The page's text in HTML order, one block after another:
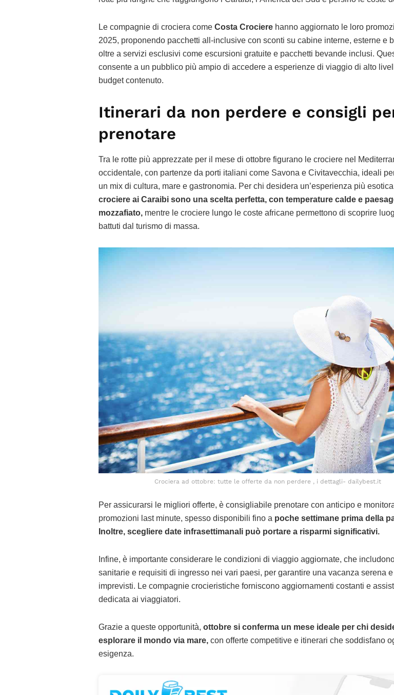
Le compagnie di crociera come Costa Crociere hanno aggiornato le loro
2025, proponendo pacchetti all-inclusive con sconti su cabine interne, esterne e
oltre a servizi esclusivi come escursioni gratuite e pacchetti bevande inclusi.
consente a un pubblico più ampio di accedere a esperienze di viaggio di alto
budget contenuto.
Itinerari da non perdere e consigli
prenotare
Tra le rotte più apprezzate per il mese di ottobre figurano le crociere nel
occidentale, con partenze da porti italiani come Savona e Civitavecchia, ideali
un mix di cultura, mare e gastronomia. Per chi desidera un’esperienza più
crociere ai Caraibi sono una scelta perfetta, con temperature calde e
mozzafiato, mentre le crociere lungo le coste africane permettono di scoprire
battuti dal turismo di massa.
Crociera ad ottobre: tutte le offerte da non perdere , i dettagli- dailybest.it
Per assicurarsi le migliori offerte, è consigliabile prenotare con anticipo e
promozioni last minute, spesso disponibili fino a poche settimane prima della
Inoltre, scegliere date infrasettimanali può portare a risparmi significativi.
Infine, è importante considerare le condizioni di viaggio aggiornate, che
sanitarie e requisiti di ingresso nei vari paesi, per garantire una vacanza serena
imprevisti. Le compagnie crocieristiche forniscono aggiornamenti costanti e
dedicata ai viaggiatori.
Grazie a queste opportunità, ottobre si conferma un mese ideale per chi
esplorare il mondo via mare, con offerte competitive e itinerari che soddisfano
esigenza.